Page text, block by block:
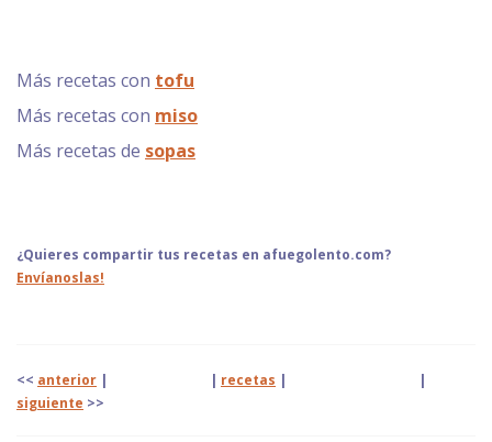
Más recetas con tofu
Más recetas con miso
Más recetas de sopas
¿Quieres compartir tus recetas en afuegolento.com?
Envíanoslas!
<< anterior | | recetas |
|
siguiente >>